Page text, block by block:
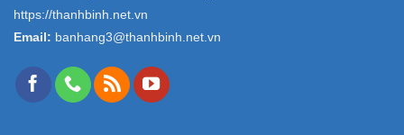
https://thanhbinh.net.vn
Email: banhang3@thanhbinh.net.vn